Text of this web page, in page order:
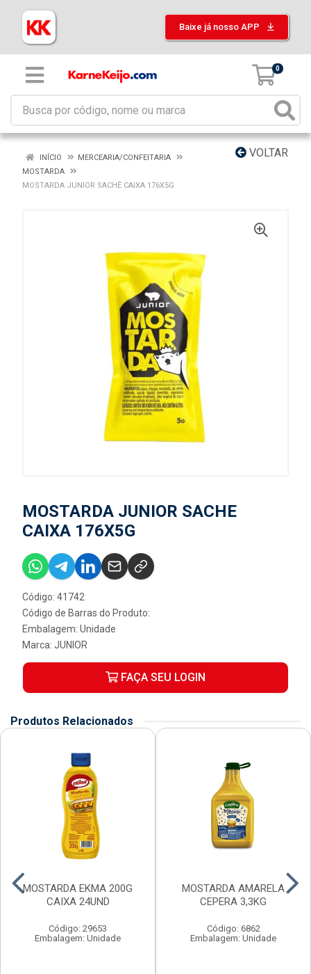
Baixe já nosso APP
0
VOLTAR
INÍCIO
MERCEARIA/CONFEITARIA
MOSTARDA
MOSTARDA JUNIOR SACHÊ CAIXA 176X5G
MOSTARDA JUNIOR SACHE
CAIXA 176X5G
Código: 41742
Código de Barras do Produto:
Embalagem: Unidade
Marca: JUNIOR
FAÇA SEU LOGIN
Produtos Relacionados
MOSTARDA EKMA 200G
CAIXA 24UND
Código: 29653
Embalagem: Unidade
MOSTARDA AMARELA
CEPERA 3,3KG
Código: 6862
Embalagem: Unidade